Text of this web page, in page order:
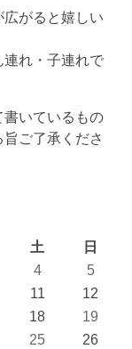
がると嬉しい
れ・子連れで
いているもの
ご了承くださ
土
日
4
5
11
12
18
19
25
26